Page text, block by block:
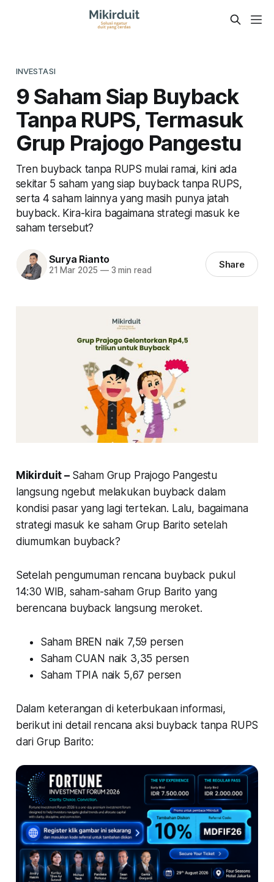
INVESTASI
9 Saham Siap Buyback
Tanpa RUPS, Termasuk
Grup Prajogo Pangestu
Tren buyback tanpa RUPS mulai ramai, kini ada
sekitar 5 saham yang siap buyback tanpa RUPS,
serta 4 saham lainnya yang masih punya jatah
buyback. Kira-kira bagaimana strategi masuk ke
saham tersebut?
Surya Rianto
21 Mar 2025 —3 min read Share
Mikirduit – Saham Grup Prajogo Pangestu
langsung ngebut melakukan buyback dalam
kondisi pasar yang lagi tertekan. Lalu, bagaimana
strategi masuk ke saham Grup Barito setelah
diumumkan buyback?
Setelah pengumuman rencana buyback pukul
14:30 WIB, saham-saham Grup Barito yang
berencana buyback langsung meroket.
Saham BREN naik 7,59 persen
Saham CUAN naik 3,35 persen
Saham TPIA naik 5,67 persen
Dalam keterangan di keterbukaan informasi,
berikut ini detail rencana aksi buyback tanpa RUPS
dari Grup Barito: